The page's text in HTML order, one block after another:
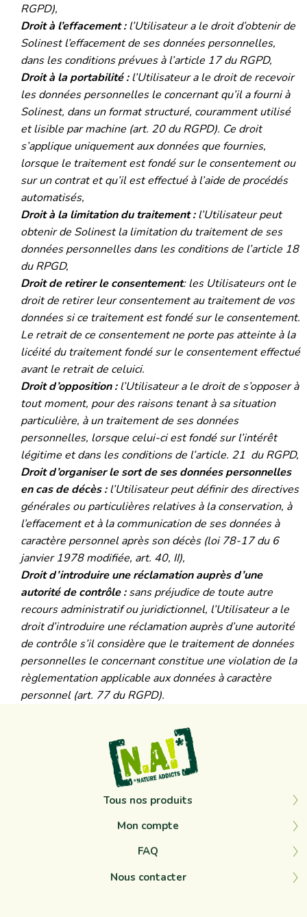
RGPD),
Droit à l’effacement :l’Utilisateur a le droit d’obtenir de
Solinest l’effacement de ses données personnelles,
dans les conditions prévues à l’article 17 du RGPD,
Droit à la portabilité :l’Utilisateur a le droit de recevoir
les données personnelles le concernant qu’il a fourni à
Solinest, dans un format structuré, couramment utilisé
et lisible par machine (art. 20 du RGPD). Ce droit
s’applique uniquement aux données que fournies,
lorsque le traitement est fondé sur le consentement ou
sur un contrat et qu’il est effectué à l’aide de procédés
automatisés,
Droit à la limitation du traitement :l’Utilisateur peut
obtenir de Solinest la limitation du traitement de ses
données personnelles dans les conditions de l’article 18
du RPGD,
Droit de retirer le consentement: les Utilisateurs ont le
droit de retirer leur consentement au traitement de vos
données si ce traitement est fondé sur le consentement.
Le retrait de ce consentement ne porte pas atteinte à la
licéité du traitement fondé sur le consentement effectué
avant le retrait de celuici.
Droit d’opposition :l’Utilisateur a le droit de s’opposer à
tout moment, pour des raisons tenant à sa situation
particulière, à un traitement de ses données
personnelles, lorsque celui-ci est fondé sur l’intérêt
légitime et dans les conditions de l’article. 21 du RGPD,
Droit d’organiser le sort de ses données personnelles
en cas de décès :l’Utilisateur peut définir des directives
générales ou particulières relatives à la conservation, à
l’effacement et à la communication de ses données à
caractère personnel après son décès (loi 78-17 du 6
janvier 1978 modifiée, art. 40, II),
Droit d’introduire une réclamation auprès d’une
autorité de contrôle :sans préjudice de toute autre
recours administratif ou juridictionnel, l’Utilisateur a le
droit d’introduire une réclamation auprès d’une autorité
de contrôle s’il considère que le traitement de données
personnelles le concernant constitue une violation de la
règlementation applicable aux données à caractère
personnel (art. 77 du RGPD).
Tous nos produits
Mon compte
FAQ
Nous contacter